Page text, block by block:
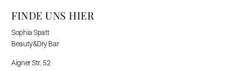
FINDE UNS HIER
Sophia Spatt
Beauty&Dry Bar
Aigner Str. 52